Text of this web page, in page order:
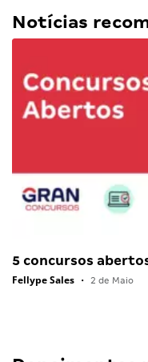
Notícias
5 concursos
Fellype Sales • 2 de Maio